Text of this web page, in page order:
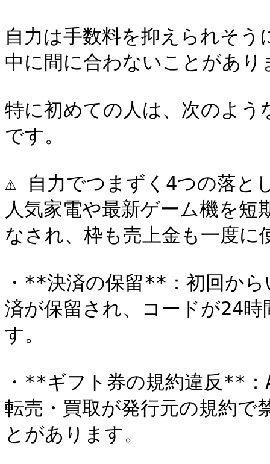
自力は手数料を抑えられそ
中に間に合わないことがあ
特に初めての人は、次のよ
です。
⚠️ 自力でつまずく4つの落と
人気家電や最新ゲーム機を
なされ、枠も売上金も一度に
・**決済の保留**：初回か
済が保留され、コードが24
す。
・**ギフト券の規約違反**
転売・買取が発行元の規約で
とがあります。